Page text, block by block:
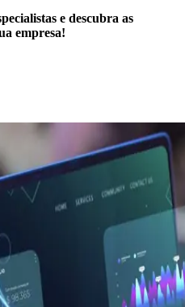
e descubra as
empresa!